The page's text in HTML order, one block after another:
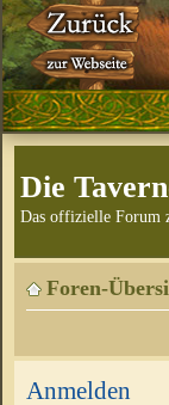
Die
Das offizielle Forum
Foren-
Anmelden